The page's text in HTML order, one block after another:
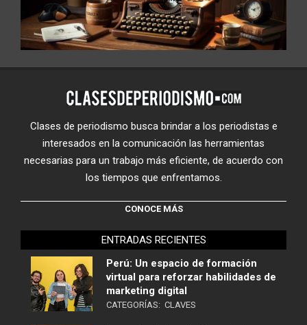
Clases de periodismo busca brindar a los periodistas e
interesados en la comunicación las herramientas
necesarias para un trabajo más eficiente, de acuerdo con
los tiempos que enfrentamos.
CONOCE MÁS
ENTRADAS RECIENTES
Perú: Un espacio de formación
virtual para reforzar habilidades de
marketing digital
CATEGORÍAS: CLAVES